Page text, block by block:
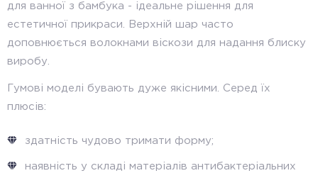
для ванної з бамбука - ідеальне рішення для
естетичної прикраси. Верхній шар часто
доповнюється волокнами віскози для надання блиску
виробу.
Гумові моделі бувають дуже якісними. Серед їх
плюсів:
здатність чудово тримати форму;
наявність у складі матеріалів антибактеріальних